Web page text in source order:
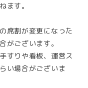
ます。
席割が変更になった
がございます。
すりや看板、運営ス
い場合がございま